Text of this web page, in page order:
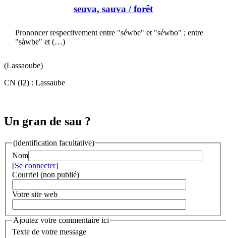
seuva, sauva / forêt
Prononcer respectivement entre "séwbe" et "séwbo" ; entre
"sàwbe" et (…)
(Lassaoube)
CN (I2) : Lassaube
Un gran de sau ?
(identification facultative)
Nom
[Se connecter]
Courriel (non publié)
Votre site web
Ajoutez votre commentaire ici
Texte de votre message